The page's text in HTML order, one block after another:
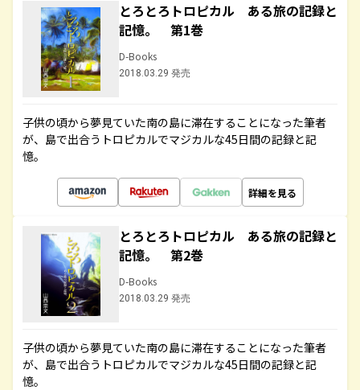
とろとろトロピカル ある旅の記録と
記憶。 第1巻
D-Books
2018.03.29 発売
子供の頃から夢見ていた南の島に滞在することになった筆者
が、島で出合うトロピカルでマジカルな45日間の記録と記
憶。
詳細を見る
とろとろトロピカル ある旅の記録と
記憶。 第2巻
D-Books
2018.03.29 発売
子供の頃から夢見ていた南の島に滞在することになった筆者
が、島で出合うトロピカルでマジカルな45日間の記録と記
憶。